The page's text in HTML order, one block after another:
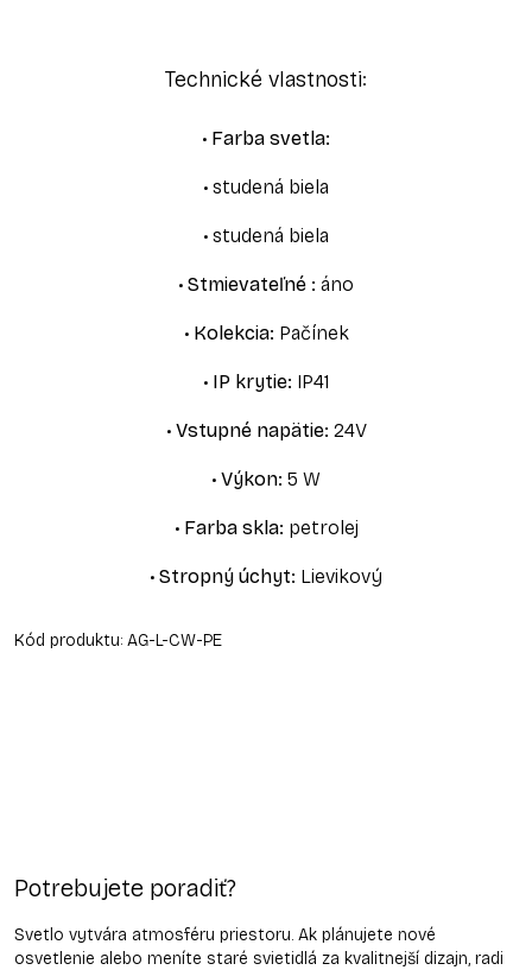
Technické vlastnosti:
• Farba svetla:
• studená biela
• studená biela
• Stmievateľné : áno
• Kolekcia: Pačínek
• IP krytie: IP41
• Vstupné napätie: 24V
• Výkon: 5 W
• Farba skla: petrolej
• Stropný úchyt: Lievikový
Kód produktu: AG-L-CW-PE
Potrebujete poradiť?
Svetlo vytvára atmosféru priestoru. Ak plánujete nové
osvetlenie alebo meníte staré svietidlá za kvalitnejší dizajn, radi